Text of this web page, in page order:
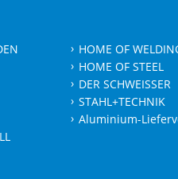
HOME OF
HOME OF STEEL
DER SCHWEISSER
STAHL+TECHNIK
Aluminium-